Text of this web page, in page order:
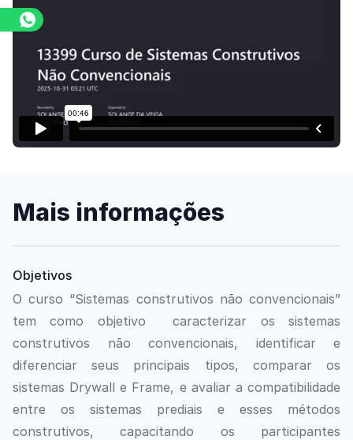
Assista o vídeo
Mais informações
Objetivos
O curso “Sistemas construtivos não convencionais”
tem como objetivocaracterizar os sistemas
construtivos não convencionais, identificar e
diferenciar seus principais tipos, comparar os
sistemas Drywall e Frame, e avaliar a compatibilidade
entre os sistemas prediais e esses métodos
construtivos, capacitando os participantes